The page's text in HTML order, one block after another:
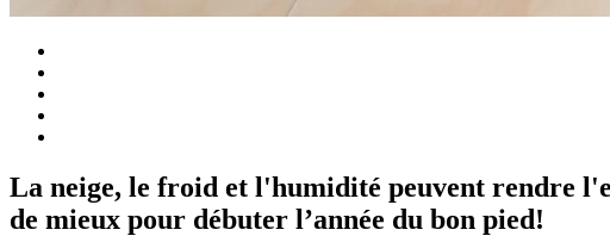
La neige, le froid et l'humidité peuvent rendre
de mieux pour débuter l’année du bon pied!